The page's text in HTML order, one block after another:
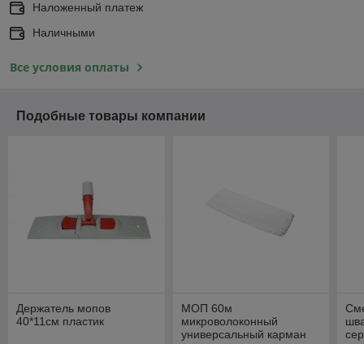
Наложенный платеж
Наличными
Все условия оплаты
Подобные товары компании
Держатель мопов
40*11см пластик
МОП 60м
микроволоконный
универсальный карман